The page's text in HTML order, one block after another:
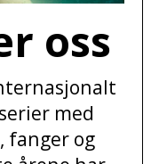
oss
med
fanger og